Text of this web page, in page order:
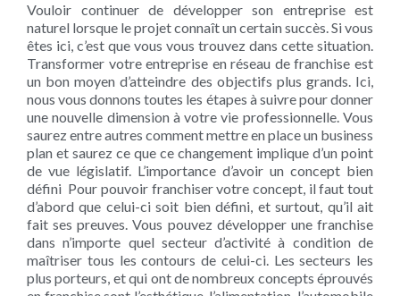
Vouloir continuer de développer son entreprise est
naturel lorsque le projet connaît un certain succès. Si vous
êtes ici, c’est que vous vous trouvez dans cette situation.
Transformer votre entreprise en réseau de franchise est
un bon moyen d’atteindre des objectifs plus grands. Ici,
nous vous donnons toutes les étapes à suivre pour donner
une nouvelle dimension à votre vie professionnelle. Vous
saurez entre autres comment mettre en place un business
plan et saurez ce que ce changement implique d’un point
de vue législatif. L’importance d’avoir un concept bien
défini Pour pouvoir franchiser votre concept, il faut tout
d’abord que celui-ci soit bien défini, et surtout, qu’il ait
fait ses preuves. Vous pouvez développer une franchise
dans n’importe quel secteur d’activité à condition de
maîtriser tous les contours de celui-ci. Les secteurs les
plus porteurs, et qui ont de nombreux concepts éprouvés